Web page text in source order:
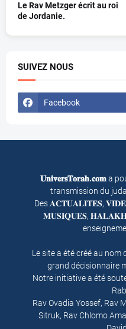
Le Rav Metzger écrit au roi
de Jordanie.
SUIVEZ NOUS
Facebook
𝐔𝐧𝐢𝐯𝐞𝐫𝐬𝐓𝐨𝐫𝐚𝐡.𝐜𝐨𝐦a
transmission du
Des 𝐀𝐂𝐓𝐔𝐀𝐋𝐈𝐓𝐄𝐒,
𝐌𝐔𝐒𝐈𝐐𝐔𝐄𝐒,
Le site a été créé au nom
grand décisionnaire
Notre initiative a été
Rav Ovadia Yossef, Rav
Sitruk, Rav Chlomo